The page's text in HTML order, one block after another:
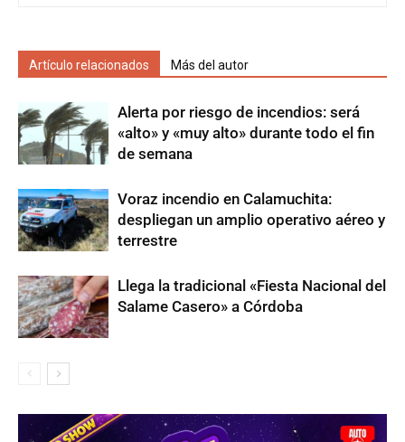
Artículo relacionados Más del autor
Alerta por riesgo de incendios: será
«alto» y «muy alto» durante todo el fin
de semana
Voraz incendio en Calamuchita:
despliegan un amplio operativo aéreo y
terrestre
Llega la tradicional «Fiesta Nacional del
Salame Casero» a Córdoba